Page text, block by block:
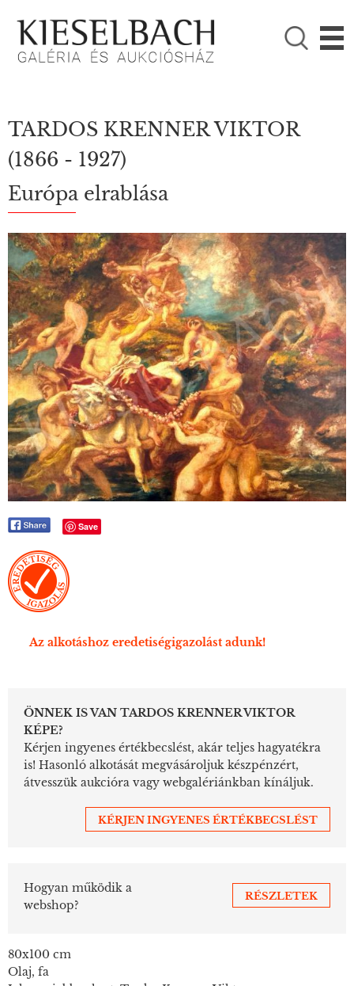

KÉRJÜK VÁLASSZON!
Festmények
TARDOS KRENNER VIKTOR
(1866 - 1927)
Európa elrablása
Save
Az alkotáshoz eredetiségigazolást adunk!
ÖNNEK IS VAN TARDOS KRENNER VIKTOR
KÉPE?
Kérjen ingyenes értékbecslést, akár teljes hagyatékra
is! Hasonló alkotását megvásároljuk készpénzért,
átvesszük aukcióra vagy webgalériánkban kínáljuk.
KÉRJEN INGYENES ÉRTÉKBECSLÉST
Hogyan működik a
webshop?
RÉSZLETEK
80x100 cm
Olaj, fa